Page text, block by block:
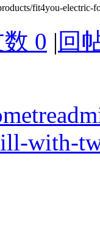
fit4you-electric-
0 | 回
with-